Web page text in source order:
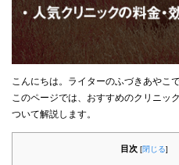
こんにちは。ライターのふづきあやこで
このページでは、おすすめのクリニッ
ついて解説します。
目次 [閉じる]